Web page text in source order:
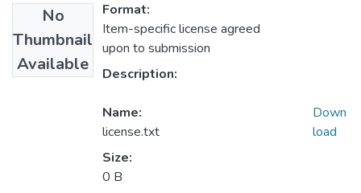
No
Thumbnail
Available
Format:
Item-specific license agreed
upon to submission
Description:
Name:
license.txt
Size:
0 B
Down
load